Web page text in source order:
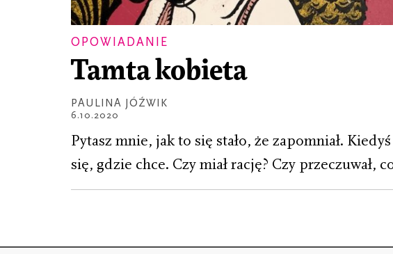
OPOWIADANIE
Tamta kobieta
PAULINA JÓŹWIK
6.10.2020
Pytasz mnie, jak to się stało, że zapomniał.
się, gdzie chce. Czy miał rację? Czy przeczuwał,